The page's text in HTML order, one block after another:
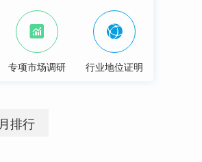
专项市场调研 行业地位证明
月排行